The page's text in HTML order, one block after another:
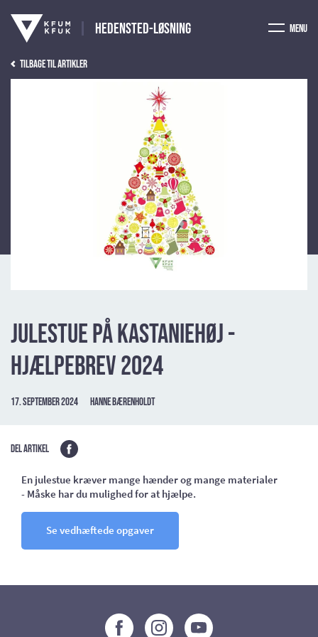
Hedensted-Løsning Menu
Tilbage til artikler
Del artikel
Julestue på Kastaniehøj -
hjælpebrev 2024
17. september 2024 Hanne Bærenholdt
En julestue kræver mange hænder og mange materialer
- Måske har du mulighed for at hjælpe.
Se vedhæftede opgaver